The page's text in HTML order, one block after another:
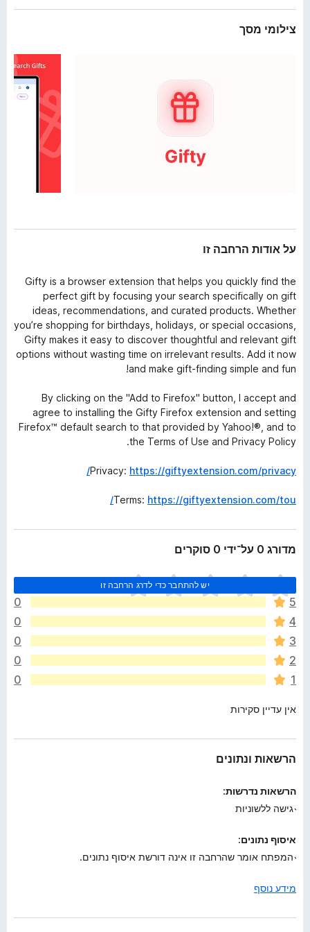
o
צילומי מסך
על אודות הרחבה זו
Gifty is a browser extension that helps you quickly find the
perfect gift by focusing your search specifically on gift
ideas, recommendations, and curated products. Whether
you’re shopping for birthdays, holidays, or special occasions,
Gifty makes it easy to discover thoughtful and relevant gift
options without wasting time on irrelevant results. Add it now
and make gift-finding simple and fun!
By clicking on the "Add to Firefox" button, I accept and
agree to installing the Gifty Firefox extension and setting
Firefox™ default search to that provided by Yahoo!®, and to
the Terms of Use and Privacy Policy.
Privacy: https://giftyextension.com/privacy/
Terms: https://giftyextension.com/tou/
מדורג 0 על־ידי 0 סוקרים
יש להתחבר כדי לדרג הרחבה זו
א
י
ן
ד
י
ר
ו
ג
ם
ד
י
5
0
4
0
3
0
2
0
1
0
אין עדיין סקירות
הרשאות ונתונים
הרשאות נדרשות:
גישה ללשוניות
איסוף נתונים:
המפתח אומר שהרחבה זו אינה דורשת איסוף נתונים.
מידע נוסף